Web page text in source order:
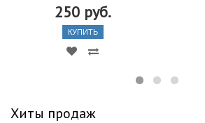
250 руб.
КУПИТЬ
Хиты продаж